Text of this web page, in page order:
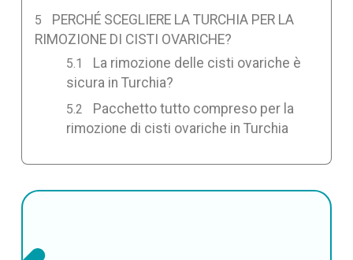
PERCHÉ SCEGLIERE LA TURCHIA PER LA
RIMOZIONE DI CISTI OVARICHE?
La rimozione delle cisti ovariche è
sicura in Turchia?
Pacchetto tutto compreso per la
rimozione di cisti ovariche in Turchia